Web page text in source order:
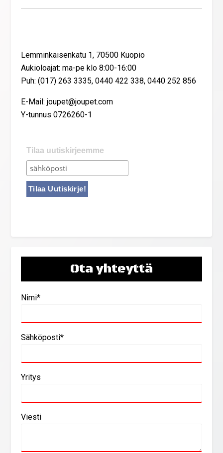
Lemminkäisenkatu 1, 70500 Kuopio
Aukioloajat: ma-pe klo 8:00-16:00
Puh: (017) 263 3335, 0440 422 338, 0440 252 856
E-Mail: joupet@joupet.com
Y-tunnus 0726260-1
Tilaa uutiskirjeemme
Ota yhteyttä
Nimi*
Sähköposti*
Yritys
Viesti